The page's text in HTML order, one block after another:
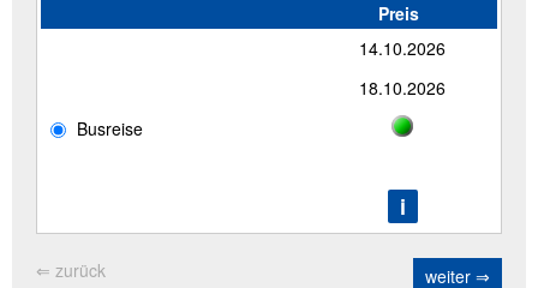
Preis
Busreise
14.10.2026
18.10.2026
⇐ zurück weiter ⇒